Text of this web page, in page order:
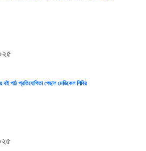
বই পাঠ প্রতিযোগিতা পেছাল মেডিকেল শিবির